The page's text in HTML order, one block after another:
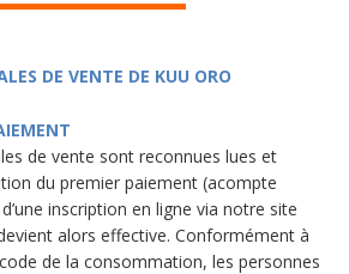
DE VENTE DE KUU ORO
de vente sont reconnues lues et
du premier paiement (acompte
inscription en ligne via notre site
alors effective. Conformément à
de la consommation, les personnes